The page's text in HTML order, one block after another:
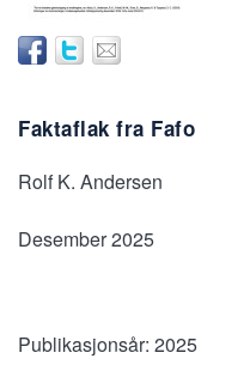
Faktaflak fra Fafo
Rolf K. Andersen
Desember 2025
Publikasjonsår: 2025